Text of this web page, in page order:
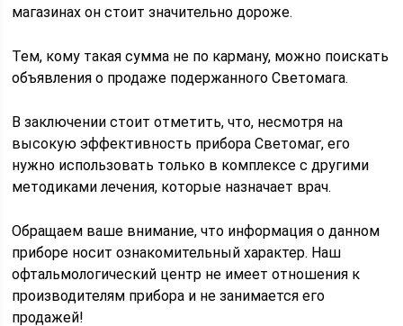
магазинах он стоит значительно дороже.
Тем, кому такая сумма не по карману, можно поискать
объявления о продаже подержанного Светомага.
В заключении стоит отметить, что, несмотря на
высокую эффективность прибора Светомаг, его
нужно использовать только в комплексе с другими
методиками лечения, которые назначает врач.
Обращаем ваше внимание, что информация о данном
приборе носит ознакомительный характер. Наш
офтальмологический центр не имеет отношения к
производителям прибора и не занимается его
продажей!